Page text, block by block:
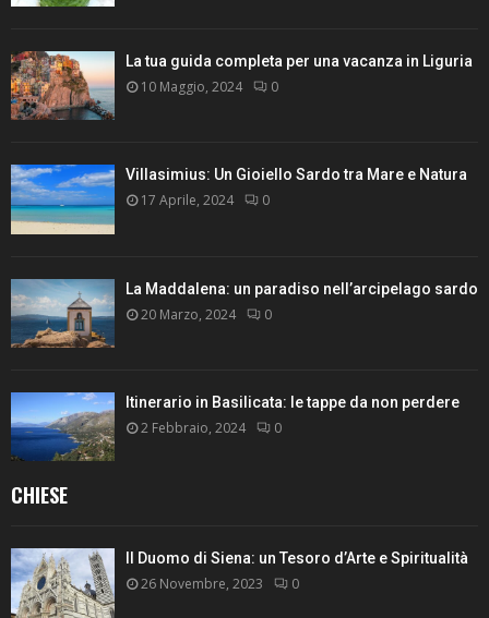
La tua guida completa per una vacanza in Liguria
10 Maggio, 2024 0
Villasimius: Un Gioiello Sardo tra Mare e Natura
17 Aprile, 2024 0
La Maddalena: un paradiso nell’arcipelago sardo
20 Marzo, 2024 0
Itinerario in Basilicata: le tappe da non perdere
2 Febbraio, 2024 0
CHIESE
Il Duomo di Siena: un Tesoro d’Arte e Spiritualità
26 Novembre, 2023 0